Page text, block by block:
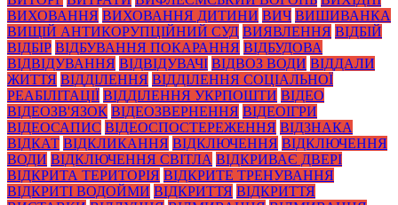
ВИХОВАННЯ ВИХОВАННЯ ДИТИНИ ВИЧ ВИШИВАНКА
ВИЩІЙ АНТИКОРУПЦІЙНИЙ СУД ВИЯВЛЕННЯ ВІДБІЙ
ВІДБІР ВІДБУВАННЯ ПОКАРАННЯ ВІДБУДОВА
ВІДВІДУВАННЯ ВІДВІДУВАЧІ ВІДВОЗ ВОДИ ВІДДАЛИ
ЖИТТЯ ВІДДІЛЕННЯ ВІДДІЛЕННЯ СОЦІАЛЬНОЇ
РЕАБІЛІТАЦІЇ ВІДДІЛЕННЯ УКРПОШТИ ВІДЕО
ВІДЕОЗВ'ЯЗОК ВІДЕОЗВЕРНЕННЯ ВІДЕОІГРИ
ВІДЕОСАПИС ВІДЕОСПОСТЕРЕЖЕННЯ ВІДЗНАКА
ВІДКАТ ВІДКЛИКАННЯ ВІДКЛЮЧЕННЯ ВІДКЛЮЧЕННЯ
ВОДИ ВІДКЛЮЧЕННЯ СВІТЛА ВІДКРИВАЄ ДВЕРІ
ВІДКРИТА ТЕРИТОРІЯ ВІДКРИТЕ ТРЕНУВАННЯ
ВІДКРИТІ ВОДОЙМИ ВІДКРИТТЯ ВІДКРИТТЯ